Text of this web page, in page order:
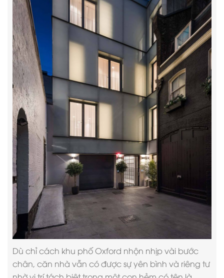
Dù chỉ cách khu phố Oxford nhộn nhịp vài bước
chân, căn nhà vẫn có được sự yên bình và riêng tư